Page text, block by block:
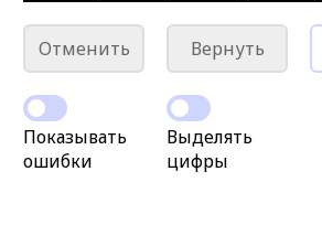
Отменить Вернуть
Показывать
ошибки
Выделять
цифры